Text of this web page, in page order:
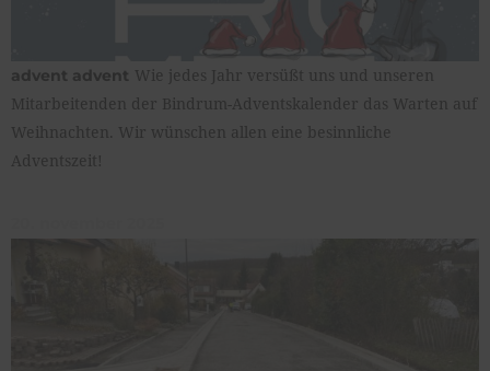
advent advent Wie jedes Jahr versüßt uns und unseren
Mitarbeitenden der Bindrum-Adventskalender das Warten auf
Weihnachten. Wir wünschen allen eine besinnliche
Adventszeit!